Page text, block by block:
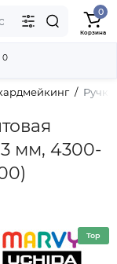
673-42-06
наши контакты
0
Корзина
мм, 4300-
0
Top